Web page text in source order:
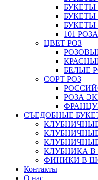
БУКЕТЫ
БУКЕТЫ
БУКЕТЫ
101 РОЗА
ЦВЕТ РОЗ
БЕЛЫЕ
СОРТ РОЗ
РОЗА
СЪЕДОБНЫЕ
КЛУБНИКА
ФИНИКИ В
Контакты
О нас